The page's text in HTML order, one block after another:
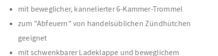
mit beweglicher, kannelierter 6-Kammer-Trommel
zum "Abfeuern" von handelsüblichen Zündhütchen
geeignet
mit schwenkbarer Ladeklappe und beweglichem